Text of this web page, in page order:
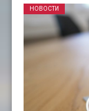
НОВОСТИ